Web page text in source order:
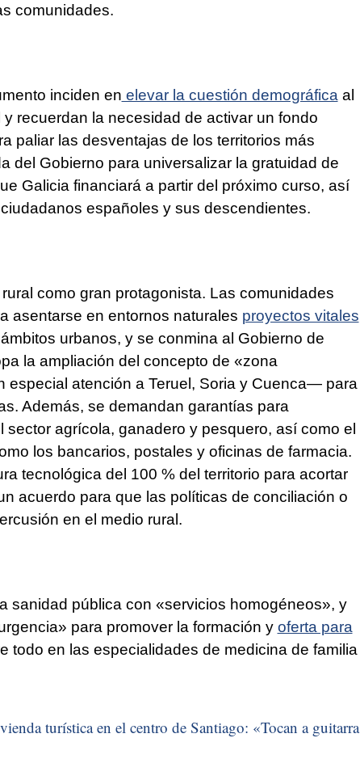
comunidades.
inciden en elevar la cuestión demográfica al
recuerdan la necesidad de activar un fondo
las desventajas de los territorios más
del Gobierno para universalizar la gratuidad de
Galicia financiará a partir del próximo curso, así
españoles y sus descendientes.
como gran protagonista. Las comunidades
asentarse en entornos naturales proyectos vitales
urbanos, y se conmina al Gobierno de
la ampliación del concepto de «zona
atención a Teruel, Soria y Cuenca— para
Además, se demandan garantías para
sector agrícola, ganadero y pesquero, así como el
los bancarios, postales y oficinas de farmacia.
tecnológica del 100 % del territorio para acortar
acuerdo para que las políticas de conciliación o
en el medio rural.
sanidad pública con «servicios homogéneos», y
para promover la formación y oferta para
todo en las especialidades de medicina de familia
turística en el centro de Santiago: «Tocan a guitarra